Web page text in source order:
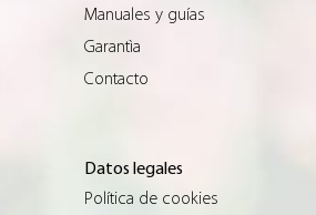
Manuales y guías
Garantìa
Contacto
Datos legales
Política de cookies